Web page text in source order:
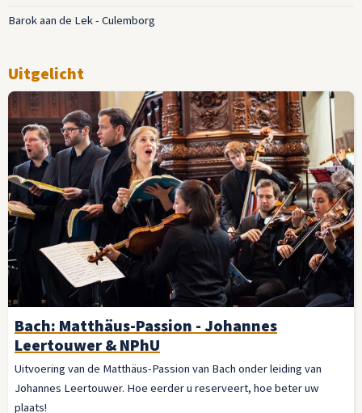
Barok aan de Lek - Culemborg
Uitgelicht
Bach: Matthäus-Passion - Johannes
Leertouwer & NPhU
Uitvoering van de Matthäus-Passion van Bach onder leiding van
Johannes Leertouwer. Hoe eerder u reserveert, hoe beter uw
plaats!